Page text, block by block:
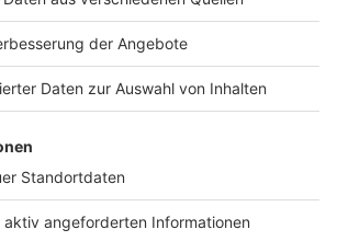
Es ist nicht falsch, konkret
wie: 'Hast du solche Gedanken,
nicht mehr leben willst oder
wäre, wenn das Leben vorbei
so, dass man jemanden auf
bringt, wenn man ihn danach
genau das Gegenteil bewirkt.